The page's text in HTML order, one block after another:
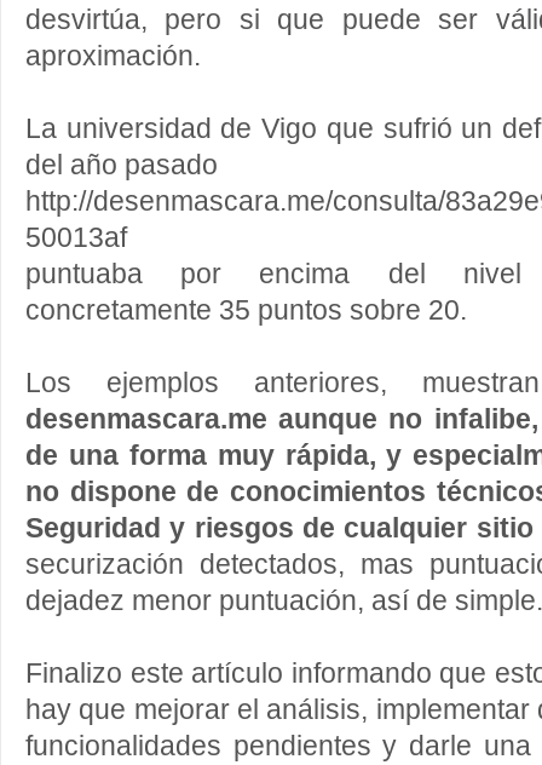
desvirtúa, pero si que puede ser
aproximación.
La universidad de Vigo que sufrió un
del año pasado
http://desenmascara.me/consulta/
50013af
puntuaba por encima del nivel
concretamente 35 puntos sobre 20.
Los ejemplos anteriores,
desenmascara.me aunque no
de una forma muy rápida, y
no dispone de conocimientos
Seguridad y riesgos de cualquier sitio
securización detectados, mas
dejadez menor puntuación, así de simple.
Finalizo este artículo informando que
hay que mejorar el análisis,
funcionalidades pendientes y darle